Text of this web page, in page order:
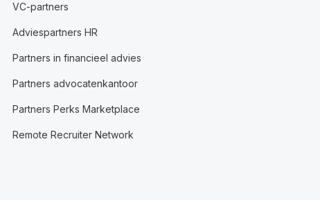
VC-partners
Adviespartners HR
Partners in financieel advies
Partners advocatenkantoor
Partners Perks Marketplace
Remote Recruiter Network